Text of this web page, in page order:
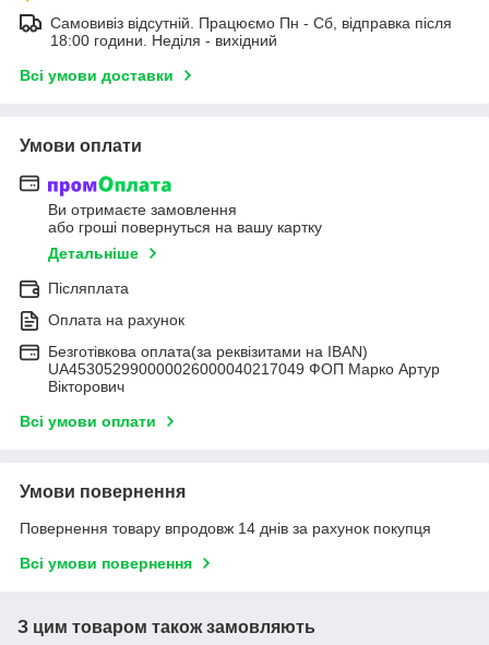
Самовивіз відсутній. Працюємо Пн - Сб, відправка після
18:00 години. Неділя - вихідний
Всі умови доставки
Умови оплати
Ви отримаєте замовлення
або гроші повернуться на вашу картку
Детальніше
Післяплата
Оплата на рахунок
Безготівкова оплата(за реквізитами на IBAN)
UA453052990000026000040217049 ФОП Марко Артур
Вікторович
Всі умови оплати
Умови повернення
Повернення товару впродовж 14 днів за рахунок покупця
Всі умови повернення
З цим товаром також замовляють